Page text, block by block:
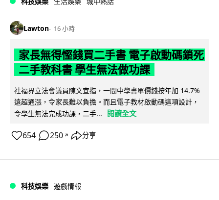
Lawton 16 小時
家長無得慳錢買二手書 電子啟動碼鎖死
二手教科書 學生無法做功課
社福界立法會議員陳文宜指，一間中學書單價錢按年加 14.7%
遠超通漲，令家長難以負擔。而且電子教材啟動碼這項設計，
令學生無法完成功課，二手...
閱讀全文
654 250 ↗ 分享
科技娛樂 遊戲情報